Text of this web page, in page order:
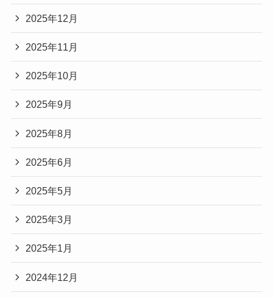
2025年12月
2025年11月
2025年10月
2025年9月
2025年8月
2025年6月
2025年5月
2025年3月
2025年1月
2024年12月